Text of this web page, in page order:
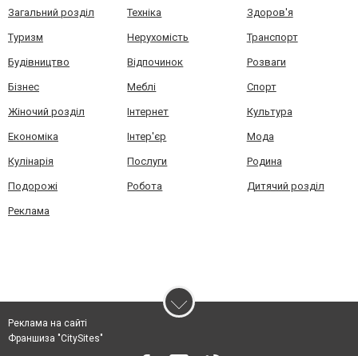
Загальний розділ Техніка Здоров'я
Туризм Нерухомість Транспорт
Будівництво Відпочинок Розваги
Бізнес Меблі Спорт
Жіночий розділ Інтернет Культура
Економіка Інтер'єр Мода
Кулінарія Послуги Родина
Подорожі Робота Дитячий розділ
Реклама
Реклама на сайті
Франшиза "CitySites"